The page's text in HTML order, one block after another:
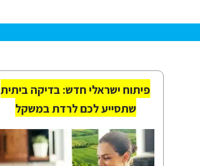
פיתוח ישראלי חדש: בדיקה ביתית
שתסייע לכם לרדת במשקל